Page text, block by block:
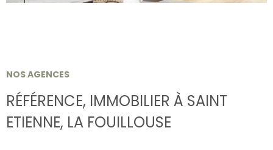
NOS AGENCES
RÉFÉRENCE, IMMOBILIER À SAINT
ETIENNE, LA FOUILLOUSE
RECHERCHER